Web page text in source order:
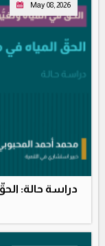
May 08, 2026
دراسة حالة: